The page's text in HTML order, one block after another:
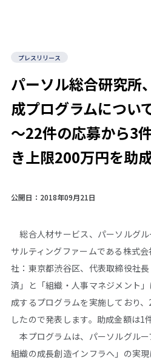
プレスリリース
パーソル総合研究所
成プログラムについ
～22件の応募から3
き上限200万円を助
公開日： 2018年09月21日
総合人材サービス、パーソルグ
サルティングファームである株式
社：東京都渋谷区、代表取締役社
済」と「組織・人事マネジメント
成するプログラムを実施しており
したので発表します。助成金額は1
本プログラムは、パーソルグル
組織の成長創造インフラへ」の実現